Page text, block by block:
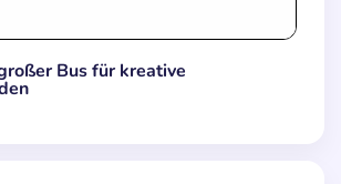
Bus für kreative